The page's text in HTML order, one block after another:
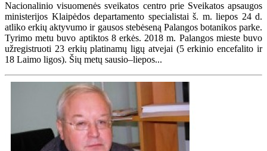
Nacionalinio visuomenės sveikatos centro prie Sveikatos apsaugos
ministerijos Klaipėdos departamento specialistai š. m. liepos 24 d.
atliko erkių aktyvumo ir gausos stebėseną Palangos botanikos parke.
Tyrimo metu buvo aptiktos 8 erkės. 2018 m. Palangos mieste buvo
užregistruoti 23 erkių platinamų ligų atvejai (5 erkinio encefalito ir
18 Laimo ligos). Šių metų sausio–liepos...